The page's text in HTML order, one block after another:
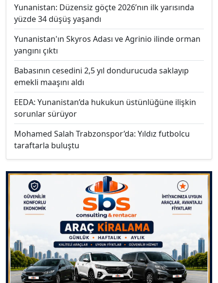
Yunanistan: Düzensiz göçte 2026’nın ilk yarısında
yüzde 34 düşüş yaşandı
Yunanistan'ın Skyros Adası ve Agrinio ilinde orman
yangını çıktı
Babasının cesedini 2,5 yıl dondurucuda saklayıp
emekli maaşını aldı
EEDA: Yunanistan’da hukukun üstünlüğüne ilişkin
sorunlar sürüyor
Mohamed Salah Trabzonspor’da: Yıldız futbolcu
taraftarla buluştu